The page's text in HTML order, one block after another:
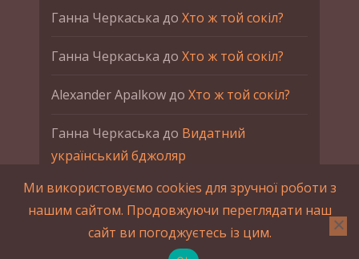
Ганна Черкаська до Хто ж той сокіл?
Ганна Черкаська до Хто ж той сокіл?
Alexander Apalkowдо Хто ж той сокіл?
Ганна Черкаська до Видатний
український бджоляр
Ганна ЧеркаськадоПетро Франко
2015-2023 © UAHistory Всі права застережено.
При використанні матеріалів сайта обов'язкове
Ми використовуємо cookies для зручної роботи з
нашим сайтом. Продовжуючи переглядати наш
сайт ви погоджуєтесь із цим.